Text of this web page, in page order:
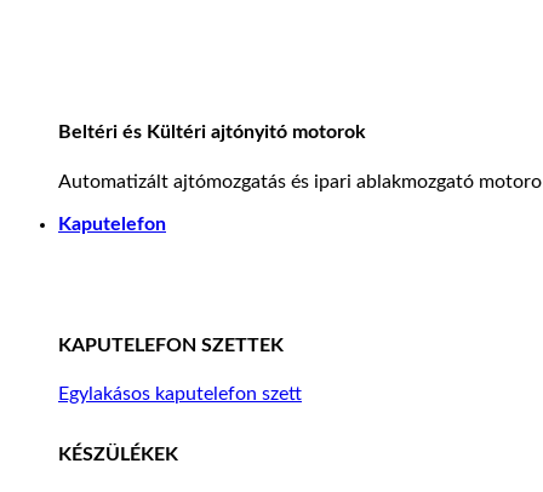
Beltéri és Kültéri ajtónyitó motorok
Automatizált ajtómozgatás és ipari ablakmozgató
Kaputelefon
KAPUTELEFON SZETTEK
Egylakásos kaputelefon szett
KÉSZÜLÉKEK